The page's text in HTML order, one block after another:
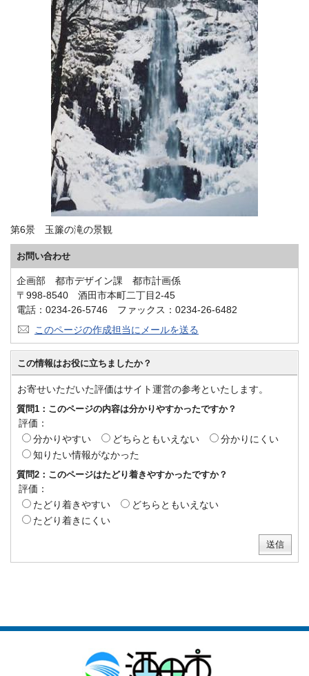
第6景 玉簾の滝の景観
お問い合わせ
企画部 都市デザイン課 都市計画係
〒998-8540 酒田市本町二丁目2-45
電話：0234-26-5746 ファックス：0234-26-6482
このページの作成担当にメールを送る
この情報はお役に立ちましたか？
お寄せいただいた評価はサイト運営の参考といたします。
質問1：このページの内容は分かりやすかったですか？
評価：
分かりやすい
どちらともいえない
分かりにくい
知りたい情報がなかった
質問2：このページはたどり着きやすかったですか？
評価：
たどり着きやすい
どちらともいえない
たどり着きにくい